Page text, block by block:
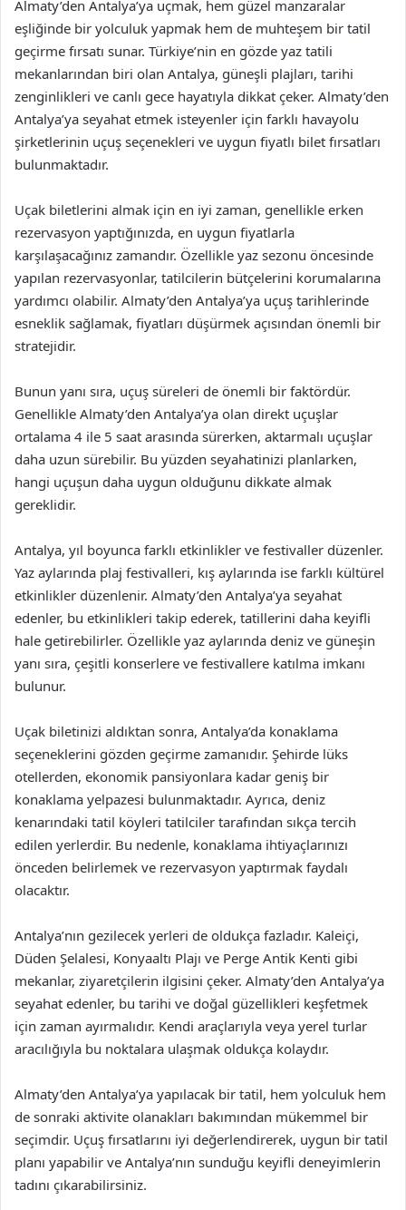
Almaty’den Antalya’ya uçmak, hem güzel manzaralar
eşliğinde bir yolculuk yapmak hem de muhteşem bir tatil
geçirme fırsatı sunar. Türkiye’nin en gözde yaz tatili
mekanlarından biri olan Antalya, güneşli plajları, tarihi
zenginlikleri ve canlı gece hayatıyla dikkat çeker. Almaty’den
Antalya’ya seyahat etmek isteyenler için farklı havayolu
şirketlerinin uçuş seçenekleri ve uygun fiyatlı bilet fırsatları
bulunmaktadır.
Uçak biletlerini almak için en iyi zaman, genellikle erken
rezervasyon yaptığınızda, en uygun fiyatlarla
karşılaşacağınız zamandır. Özellikle yaz sezonu öncesinde
yapılan rezervasyonlar, tatilcilerin bütçelerini korumalarına
yardımcı olabilir. Almaty’den Antalya’ya uçuş tarihlerinde
esneklik sağlamak, fiyatları düşürmek açısından önemli bir
stratejidir.
Bunun yanı sıra, uçuş süreleri de önemli bir faktördür.
Genellikle Almaty’den Antalya’ya olan direkt uçuşlar
ortalama 4 ile 5 saat arasında sürerken, aktarmalı uçuşlar
daha uzun sürebilir. Bu yüzden seyahatinizi planlarken,
hangi uçuşun daha uygun olduğunu dikkate almak
gereklidir.
Antalya, yıl boyunca farklı etkinlikler ve festivaller düzenler.
Yaz aylarında plaj festivalleri, kış aylarında ise farklı kültürel
etkinlikler düzenlenir. Almaty’den Antalya’ya seyahat
edenler, bu etkinlikleri takip ederek, tatillerini daha keyifli
hale getirebilirler. Özellikle yaz aylarında deniz ve güneşin
yanı sıra, çeşitli konserlere ve festivallere katılma imkanı
bulunur.
Uçak biletinizi aldıktan sonra, Antalya’da konaklama
seçeneklerini gözden geçirme zamanıdır. Şehirde lüks
otellerden, ekonomik pansiyonlara kadar geniş bir
konaklama yelpazesi bulunmaktadır. Ayrıca, deniz
kenarındaki tatil köyleri tatilciler tarafından sıkça tercih
edilen yerlerdir. Bu nedenle, konaklama ihtiyaçlarınızı
önceden belirlemek ve rezervasyon yaptırmak faydalı
olacaktır.
Antalya’nın gezilecek yerleri de oldukça fazladır. Kaleiçi,
Düden Şelalesi, Konyaaltı Plajı ve Perge Antik Kenti gibi
mekanlar, ziyaretçilerin ilgisini çeker. Almaty’den Antalya’ya
seyahat edenler, bu tarihi ve doğal güzellikleri keşfetmek
için zaman ayırmalıdır. Kendi araçlarıyla veya yerel turlar
aracılığıyla bu noktalara ulaşmak oldukça kolaydır.
Almaty’den Antalya’ya yapılacak bir tatil, hem yolculuk hem
de sonraki aktivite olanakları bakımından mükemmel bir
seçimdir. Uçuş fırsatlarını iyi değerlendirerek, uygun bir tatil
planı yapabilir ve Antalya’nın sunduğu keyifli deneyimlerin
tadını çıkarabilirsiniz.